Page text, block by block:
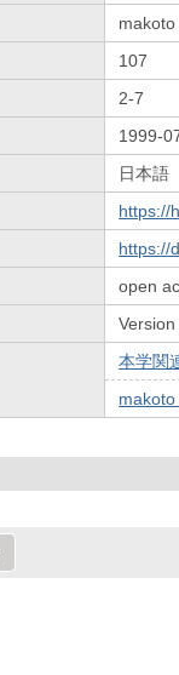
makoto
107
2-7
1999-
日本語
https://
https://
open
本学関